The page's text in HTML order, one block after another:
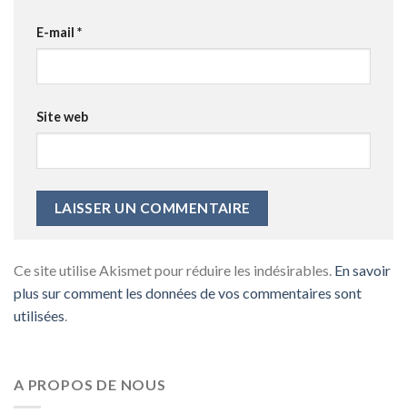
E-mail *
Site web
Ce site utilise Akismet pour réduire les indésirables. En savoir
plus sur comment les données de vos commentaires sont
utilisées.
A PROPOS DE NOUS